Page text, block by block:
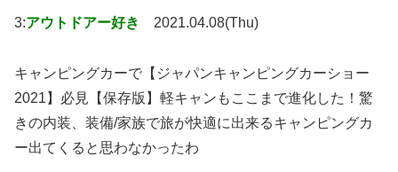
3:アウトドアー好き 2021.04.08(Thu)
キャンピングカーで【ジャパンキャンピングカーショー
2021】必見【保存版】軽キャンもここまで進化した！驚
きの内装、装備/家族で旅が快適に出来るキャンピングカ
ー出てくると思わなかったわ